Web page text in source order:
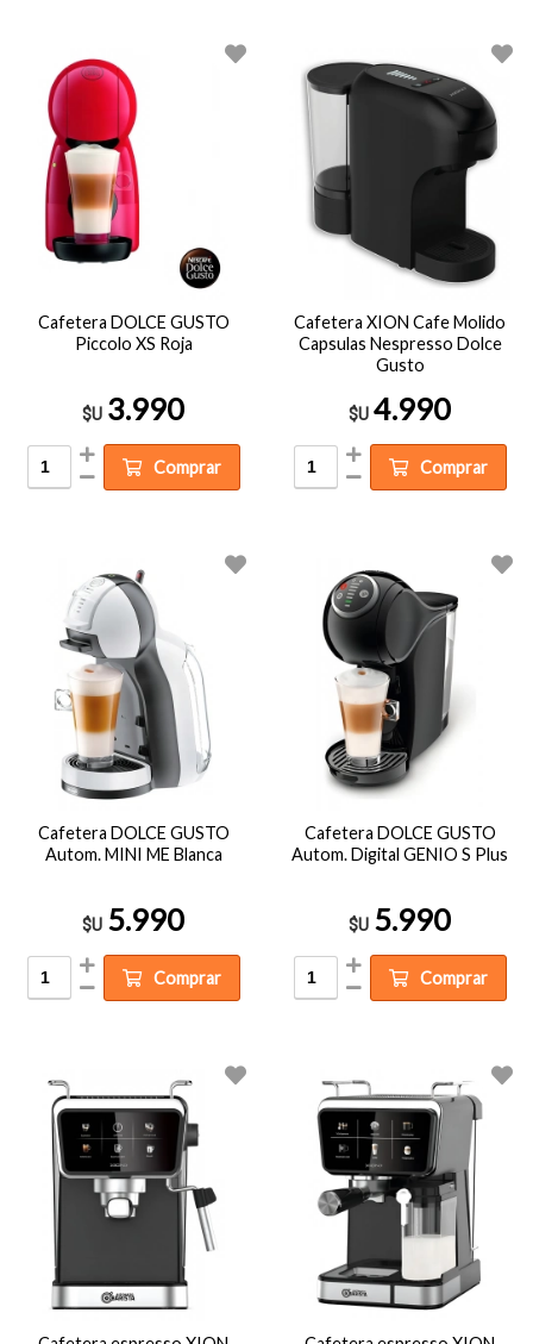
Cafetera DOLCE GUSTO
Piccolo XS Roja
$U 3.990
Comprar
Cafetera XION Cafe Molido
Capsulas Nespresso Dolce
Gusto
$U 4.990
Comprar
Cafetera DOLCE GUSTO
Autom. MINI ME Blanca
$U 5.990
Comprar
Cafetera DOLCE GUSTO
Autom. Digital GENIO S Plus
$U 5.990
Comprar